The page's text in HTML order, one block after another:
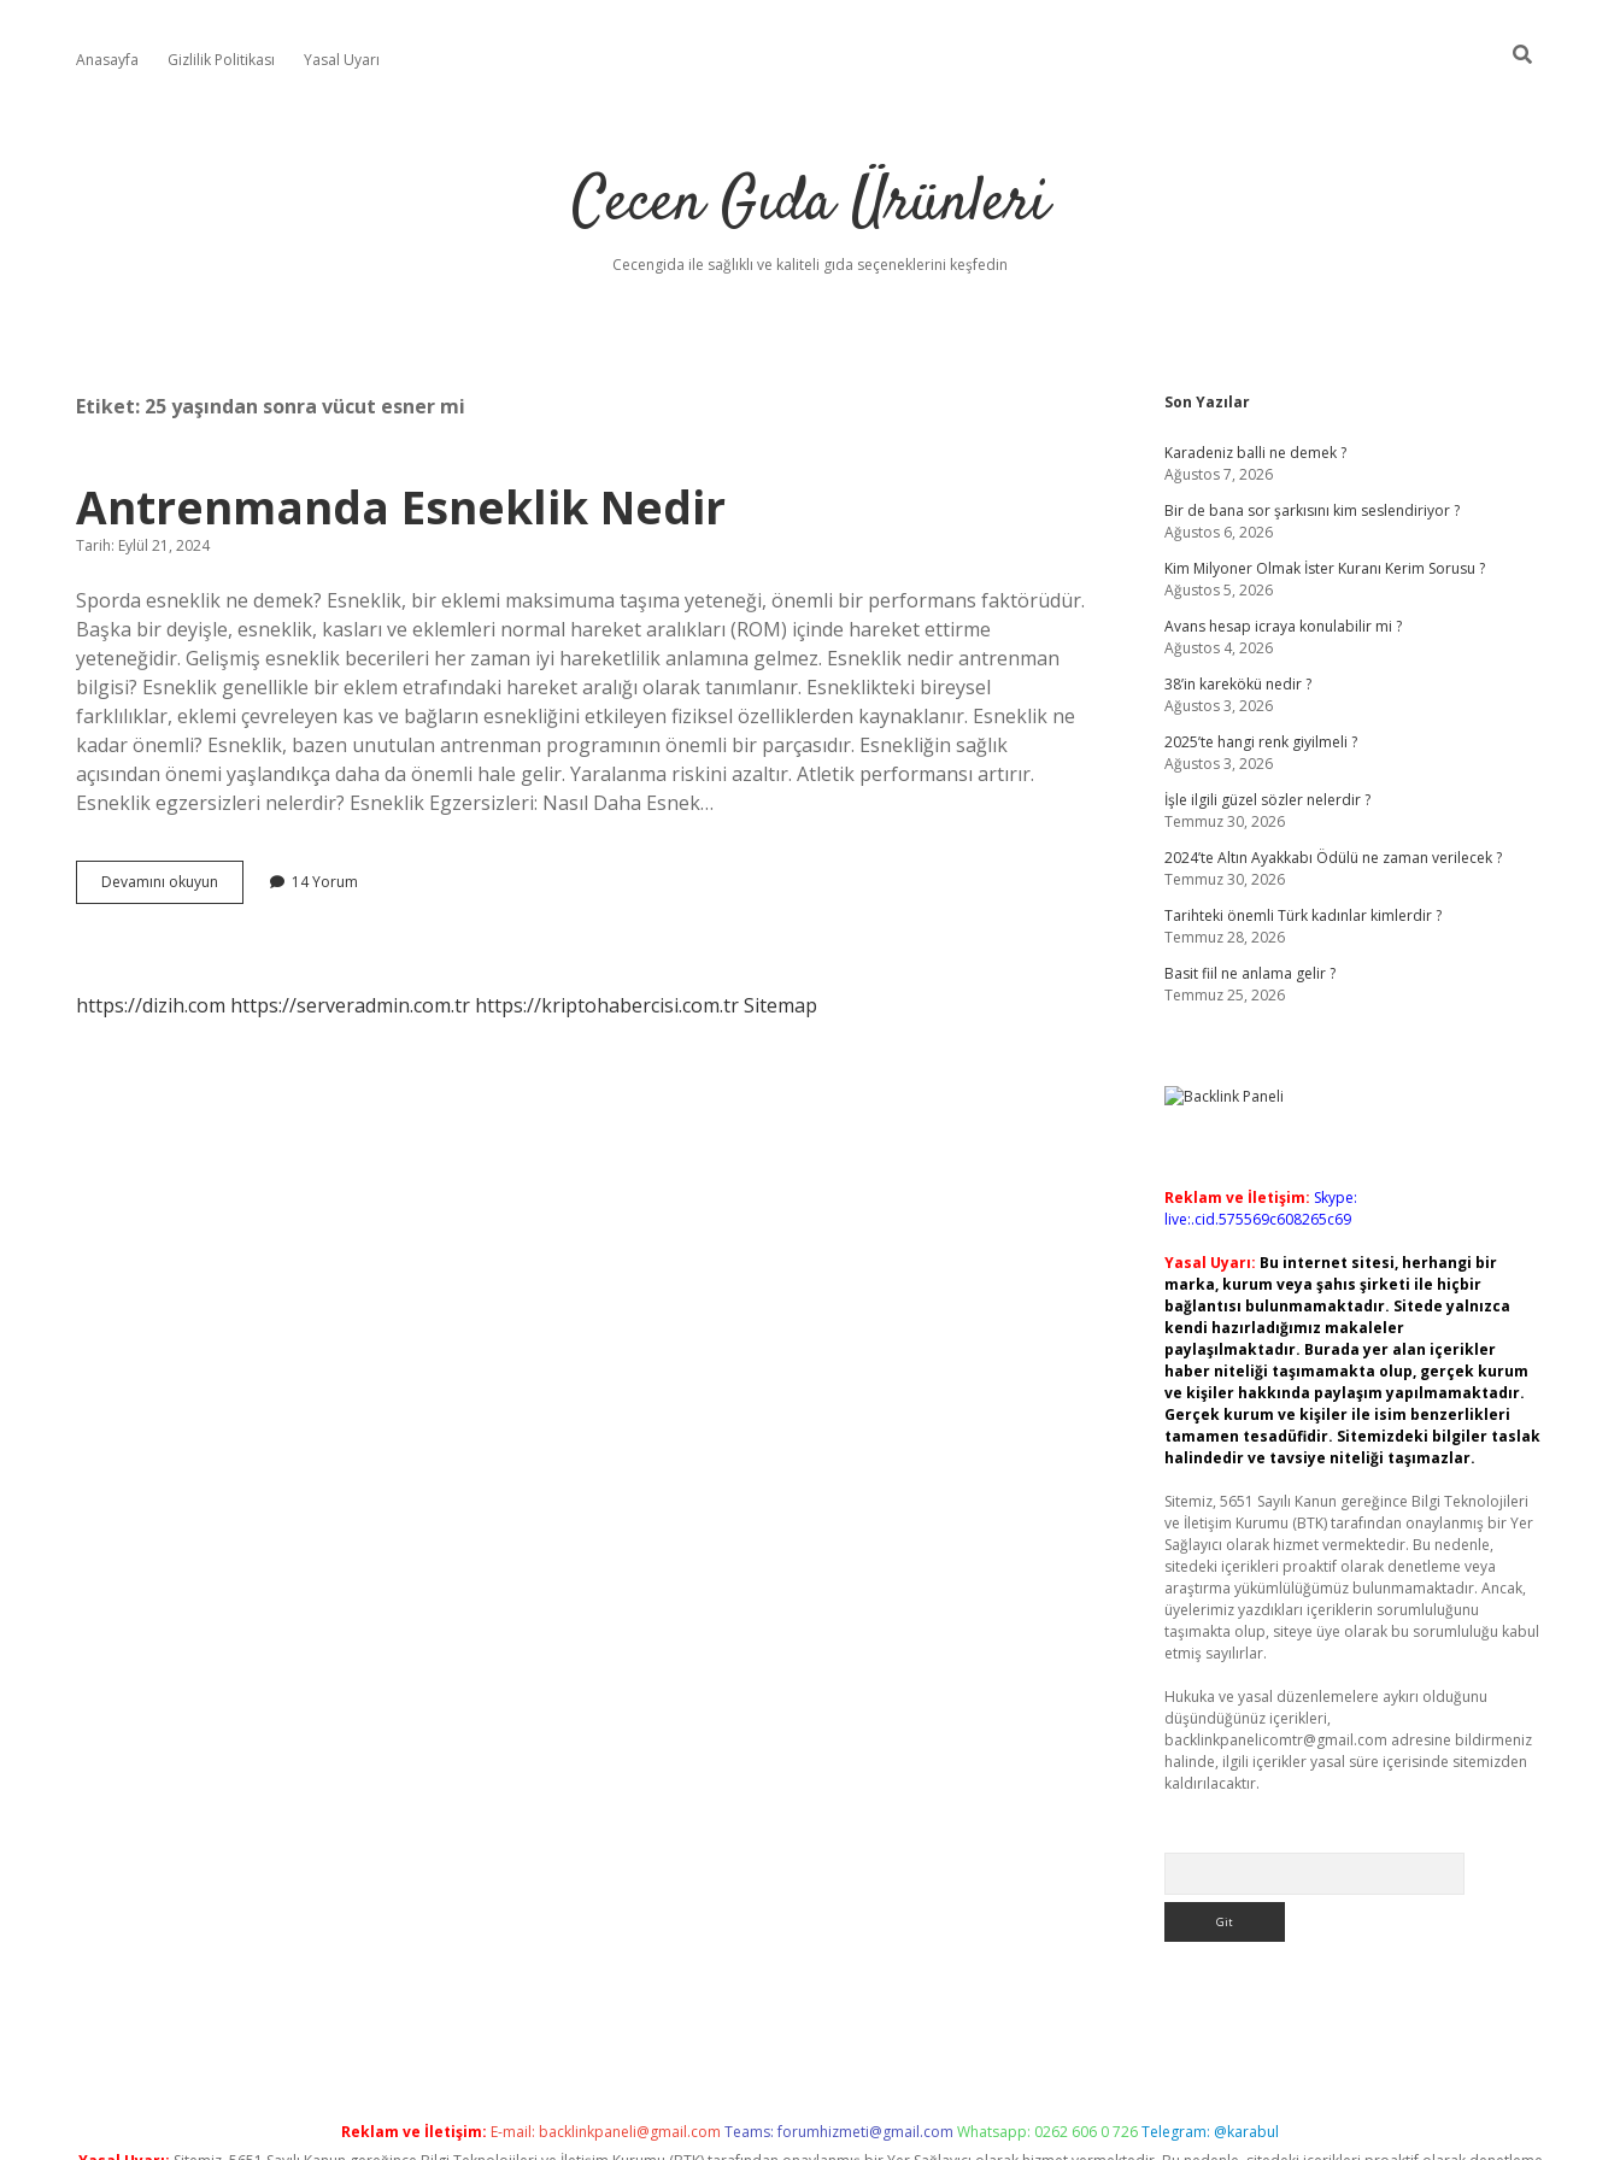
Anasayfa Gizlilik Politikası Yasal Uyarı
Cecen Gıda Ürünleri
Cecengida ile sağlıklı ve kaliteli gıda seçeneklerini keşfedin
Etiket: 25 yaşından sonra vücut esner mi
Antrenmanda Esneklik Nedir
Tarih: Eylül 21, 2024
Sporda esneklik ne demek? Esneklik, bir eklemi maksimuma taşıma yeteneği, önemli bir performans faktörüdür.
Başka bir deyişle, esneklik, kasları ve eklemleri normal hareket aralıkları (ROM) içinde hareket ettirme
yeteneğidir. Gelişmiş esneklik becerileri her zaman iyi hareketlilik anlamına gelmez. Esneklik nedir antrenman
bilgisi? Esneklik genellikle bir eklem etrafındaki hareket aralığı olarak tanımlanır. Esneklikteki bireysel
farklılıklar, eklemi çevreleyen kas ve bağların esnekliğini etkileyen fiziksel özelliklerden kaynaklanır. Esneklik ne
kadar önemli? Esneklik, bazen unutulan antrenman programının önemli bir parçasıdır. Esnekliğin sağlık
açısından önemi yaşlandıkça daha da önemli hale gelir. Yaralanma riskini azaltır. Atletik performansı artırır.
Esneklik egzersizleri nelerdir? Esneklik Egzersizleri: Nasıl Daha Esnek…
Devamını okuyun Antrenmanda
Esneklik
14 Yorum
https://dizih.com https://serveradmin.com.tr https://kriptohabercisi.com.trSitemap
Sidebar
Son Yazılar
Karadeniz balli ne demek ?
Ağustos 7, 2026
Bir de bana sor şarkısını kim seslendiriyor ?
Ağustos 6, 2026
Kim Milyoner Olmak İster Kuranı Kerim Sorusu ?
Ağustos 5, 2026
Avans hesap icraya konulabilir mi ?
Ağustos 4, 2026
38’in karekökü nedir ?
Ağustos 3, 2026
2025’te hangi renk giyilmeli ?
Ağustos 3, 2026
İşle ilgili güzel sözler nelerdir ?
Temmuz 30, 2026
2024’te Altın Ayakkabı Ödülü ne zaman verilecek ?
Temmuz 30, 2026
Tarihteki önemli Türk kadınlar kimlerdir ?
Temmuz 28, 2026
Basit fiil ne anlama gelir ?
Temmuz 25, 2026
Reklam ve İletişim: Skype:
live:.cid.575569c608265c69
Yasal Uyarı: Bu internet sitesi, herhangi bir
marka, kurum veya şahıs şirketi ile hiçbir
bağlantısı bulunmamaktadır. Sitede yalnızca
kendi hazırladığımız makaleler
paylaşılmaktadır. Burada yer alan içerikler
haber niteliği taşımamakta olup, gerçek kurum
ve kişiler hakkında paylaşım yapılmamaktadır.
Gerçek kurum ve kişiler ile isim benzerlikleri
tamamen tesadüfidir. Sitemizdeki bilgiler taslak
halindedir ve tavsiye niteliği taşımazlar.
Sitemiz, 5651 Sayılı Kanun gereğince Bilgi Teknolojileri
ve İletişim Kurumu (BTK) tarafından onaylanmış bir Yer
Sağlayıcı olarak hizmet vermektedir. Bu nedenle,
sitedeki içerikleri proaktif olarak denetleme veya
araştırma yükümlülüğümüz bulunmamaktadır. Ancak,
üyelerimiz yazdıkları içeriklerin sorumluluğunu
taşımakta olup, siteye üye olarak bu sorumluluğu kabul
etmiş sayılırlar.
Hukuka ve yasal düzenlemelere aykırı olduğunu
düşündüğünüz içerikleri,
backlinkpanelicomtr@gmail.com adresine bildirmeniz
halinde, ilgili içerikler yasal süre içerisinde sitemizden
kaldırılacaktır.
Reklam ve İletişim: E-mail: backlinkpaneli@gmail.com Teams:forumhizmeti@gmail.com Whatsapp: 0262 606 0 726Telegram: @karabul